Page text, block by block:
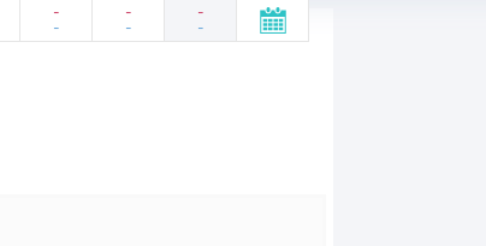
-
-
-
-
-
-